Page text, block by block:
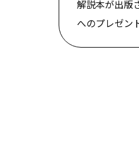
解説本が出版
へのプレゼン